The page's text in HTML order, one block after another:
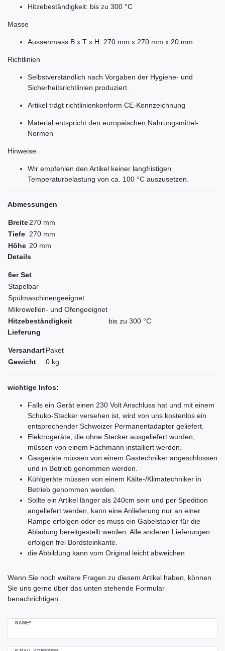
Hitzebeständigkeit: bis zu 300 °C
Masse
Aussenmass B x T x H: 270 mm x 270 mm x 20 mm
Richtlinien
Selbstverständlich nach Vorgaben der Hygiene- und
Sicherheitsrichtlinien produziert.
Artikel trägt richtlinienkonform CE-Kennzeichnung
Material entspricht den europäischen Nahrungsmittel-
Normen
Hinweise
Wir empfehlen den Artikel keiner langfristigen
Temperaturbelastung von ca. 100 °C auszusetzen.
Abmessungen
Breite270 mm
Tiefe 270 mm
Höhe 20 mm
Details
6er Set
Stapelbar
Spülmaschinengeeignet
Mikrowellen- und Ofengeeignet
Hitzebeständigkeit
bis zu 300 °C
Lieferung
VersandartPaket
Gewicht
0 kg
wichtige Infos:
Falls ein Gerät einen 230 Volt Anschluss hat und mit einem
Schuko-Stecker versehen ist, wird von uns kostenlos ein
entsprechender Schweizer Permanentadapter geliefert.
Elektrogeräte, die ohne Stecker ausgeliefert wurden,
müssen von einem Fachmann installiert werden.
Gasgeräte müssen von einem Gastechniker angeschlossen
und in Betrieb genommen werden.
Kühlgeräte müssen von einem Kälte-/Klimatechniker in
Betrieb genommen werden.
Sollte ein Artikel länger als 240cm sein und per Spedition
angeliefert werden, kann eine Anlieferung nur an einer
Rampe erfolgen oder es muss ein Gabelstapler für die
Abladung bereitgestellt werden. Alle anderen Lieferungen
erfolgen frei Bordsteinkante.
die Abbildung kann vom Original leicht abweichen
Wenn Sie noch weitere Fragen zu diesem Artikel haben, können
Sie uns gerne über das unten stehende Formular
benachrichtigen.
NAME*